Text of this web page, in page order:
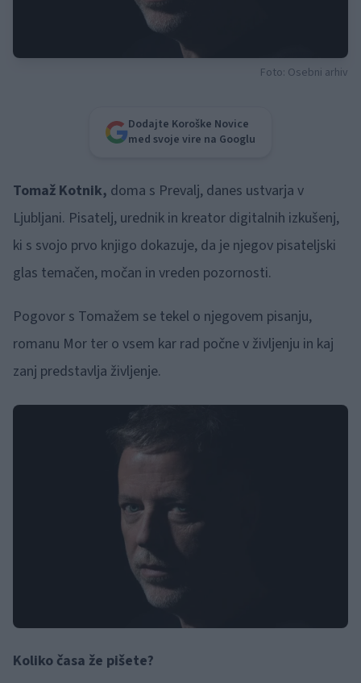
Foto: Osebni arhiv
Dodajte Koroške Novice
med svoje vire na Googlu
Tomaž Kotnik, doma s Prevalj, danes ustvarja v
Ljubljani. Pisatelj, urednik in kreator digitalnih izkušenj,
ki s svojo prvo knjigo dokazuje, da je njegov pisateljski
glas temačen, močan in vreden pozornosti.
Pogovor s Tomažem se tekel o njegovem pisanju,
romanu Mor ter o vsem kar rad počne v življenju in kaj
zanj predstavlja življenje.
Koliko časa že pišete?